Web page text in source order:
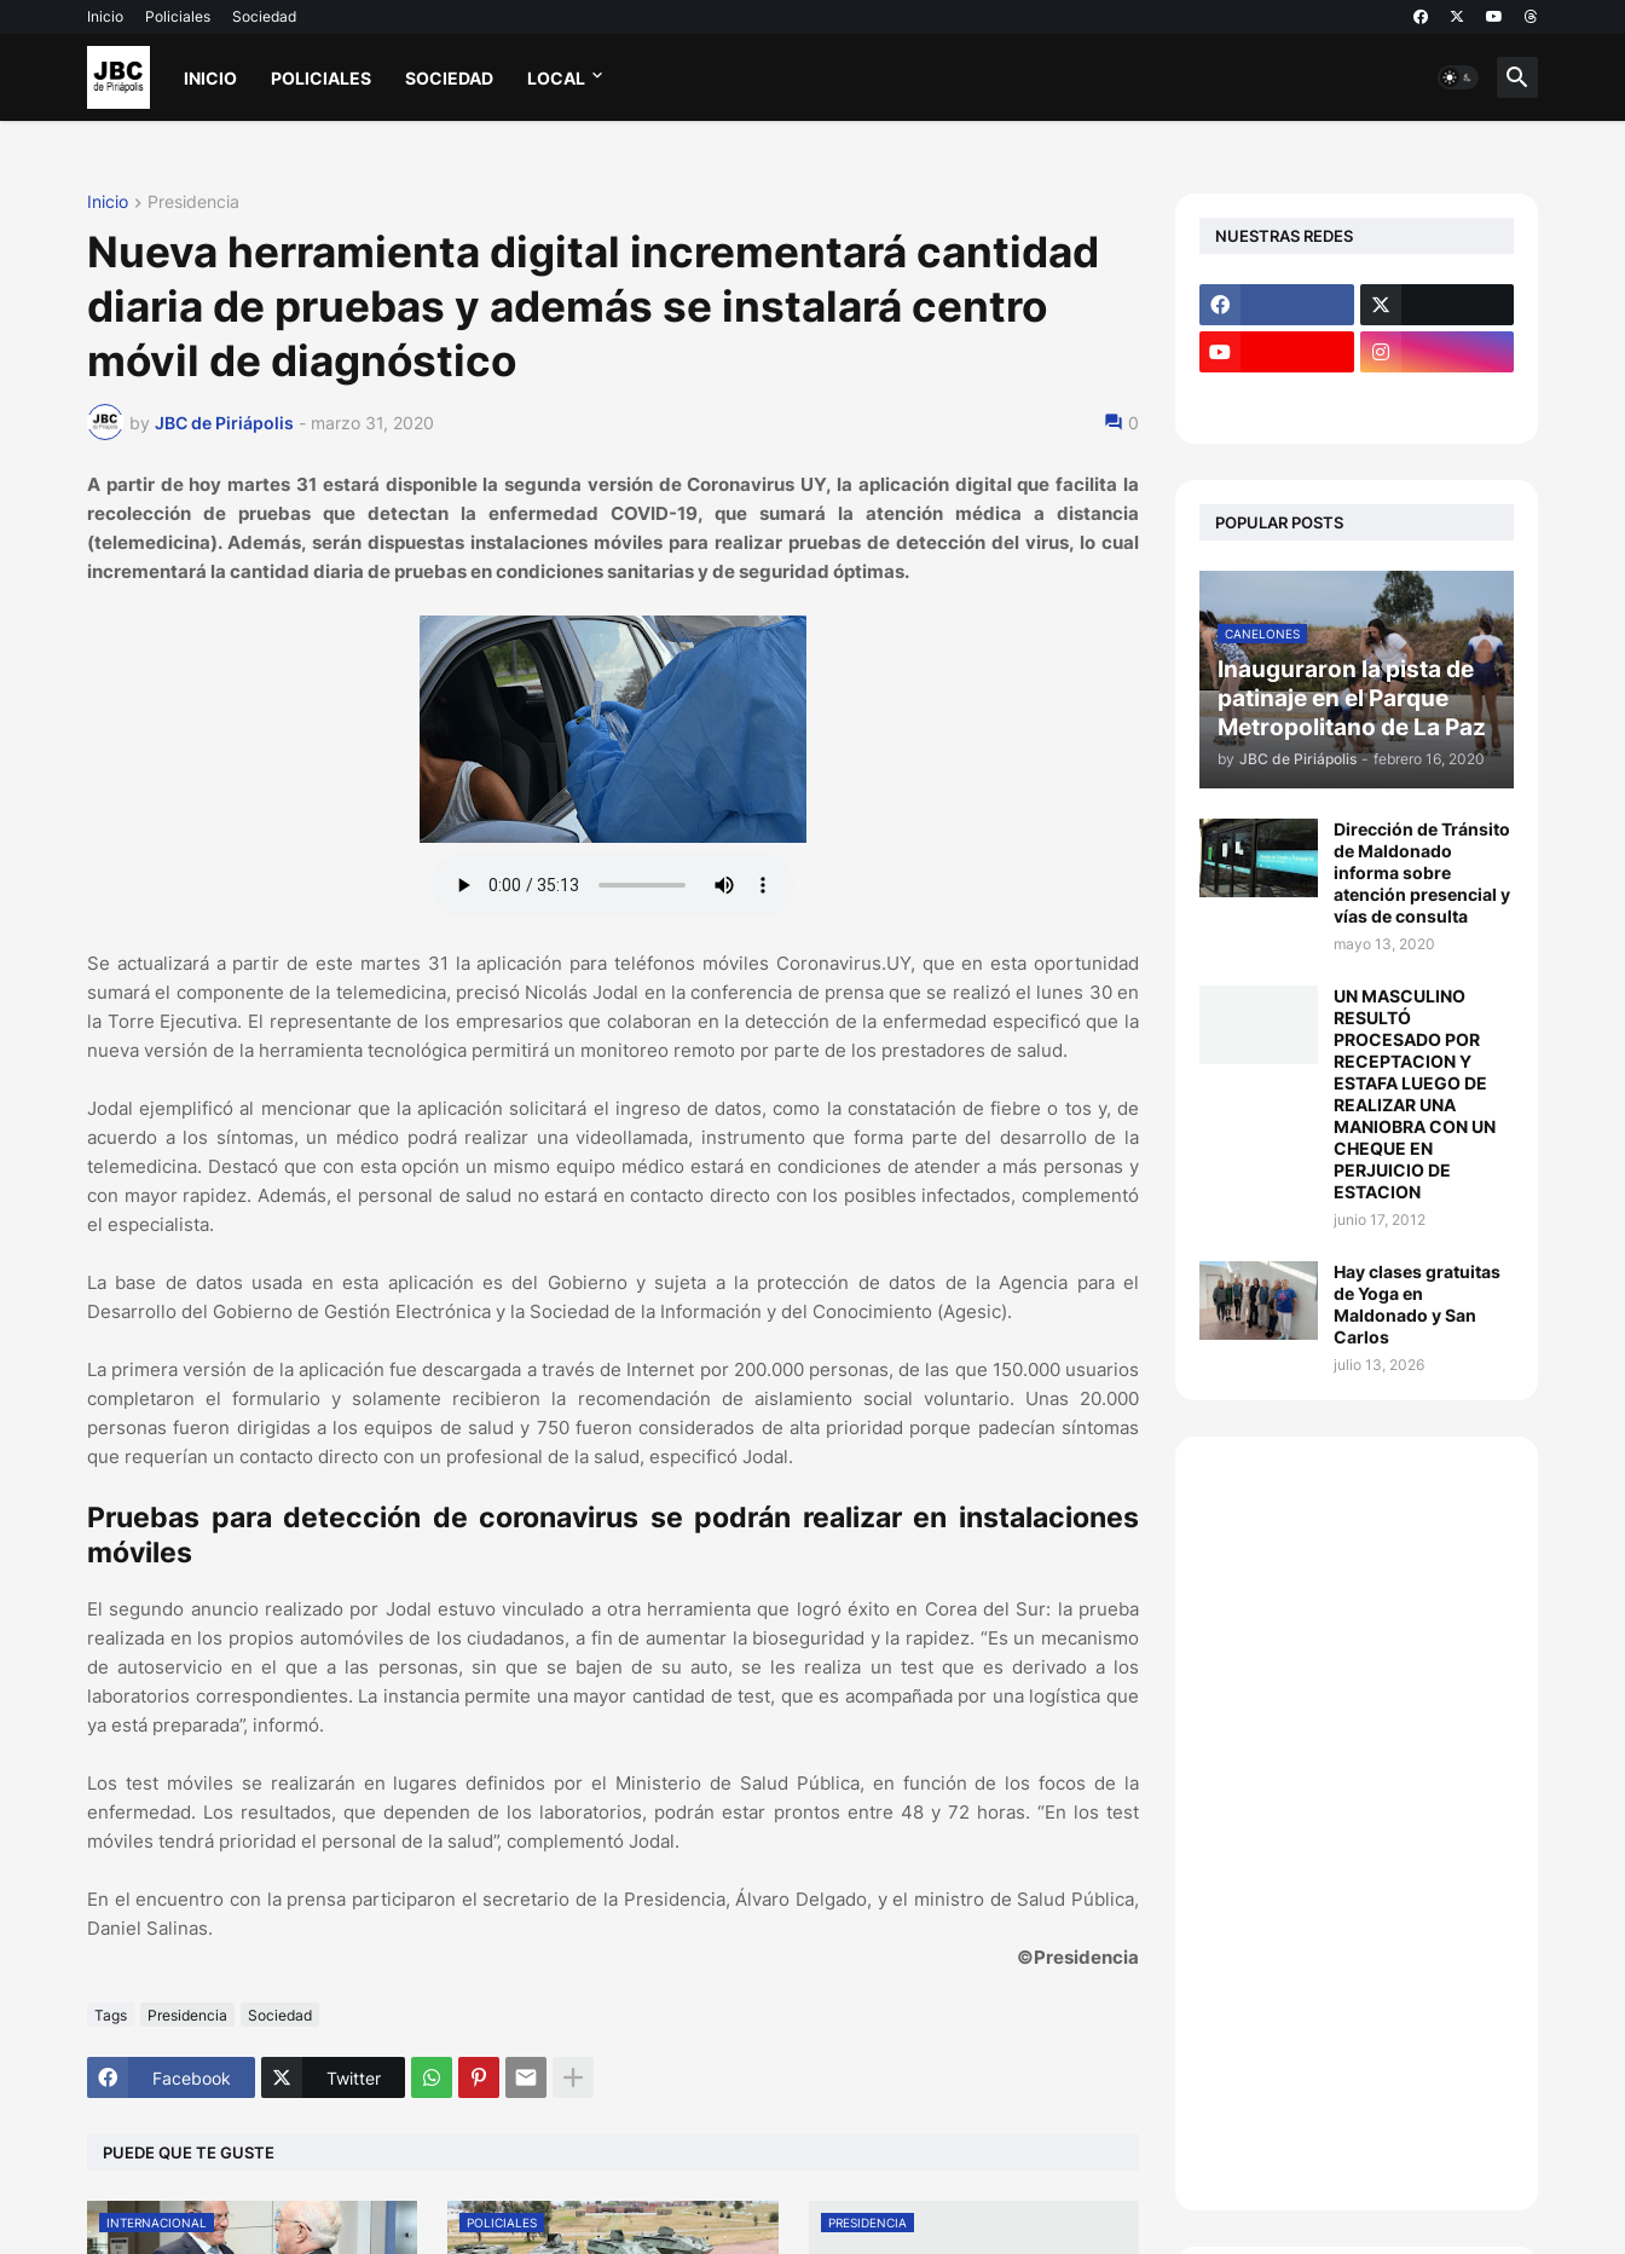
Inicio Policiales Sociedad
INICIO POLICIALES SOCIEDAD LOCAL
Inicio Presidencia
Nueva herramienta digital incrementará cantidad
diaria de pruebas y además se instalará centro
móvil de diagnóstico
by JBC de Piriápolis - marzo 31, 2020 0
A partir de hoy martes 31 estará disponible la segunda versión de Coronavirus UY, la aplicación digital que facilita la
recolección de pruebas que detectan la enfermedad COVID-19, que sumará la atención médica a distancia
(telemedicina). Además, serán dispuestas instalaciones móviles para realizar pruebas de detección del virus, lo cual
incrementará la cantidad diaria de pruebas en condiciones sanitarias y de seguridad óptimas.
Se actualizará a partir de este martes 31 la aplicación para teléfonos móviles Coronavirus.UY, que en esta oportunidad
sumará el componente de la telemedicina, precisó Nicolás Jodal en la conferencia de prensa que se realizó el lunes 30 en
la Torre Ejecutiva. El representante de los empresarios que colaboran en la detección de la enfermedad especificó que la
nueva versión de la herramienta tecnológica permitirá un monitoreo remoto por parte de los prestadores de salud.
Jodal ejemplificó al mencionar que la aplicación solicitará el ingreso de datos, como la constatación de fiebre o tos y, de
acuerdo a los síntomas, un médico podrá realizar una videollamada, instrumento que forma parte del desarrollo de la
telemedicina. Destacó que con esta opción un mismo equipo médico estará en condiciones de atender a más personas y
con mayor rapidez. Además, el personal de salud no estará en contacto directo con los posibles infectados, complementó
el especialista.
La base de datos usada en esta aplicación es del Gobierno y sujeta a la protección de datos de la Agencia para el
Desarrollo del Gobierno de Gestión Electrónica y la Sociedad de la Información y del Conocimiento (Agesic).
La primera versión de la aplicación fue descargada a través de Internet por 200.000 personas, de las que 150.000 usuarios
completaron el formulario y solamente recibieron la recomendación de aislamiento social voluntario. Unas 20.000
personas fueron dirigidas a los equipos de salud y 750 fueron considerados de alta prioridad porque padecían síntomas
que requerían un contacto directo con un profesional de la salud, especificó Jodal.
Pruebas para detección de coronavirus se podrán realizar en instalaciones
móviles
El segundo anuncio realizado por Jodal estuvo vinculado a otra herramienta que logró éxito en Corea del Sur: la prueba
realizada en los propios automóviles de los ciudadanos, a fin de aumentar la bioseguridad y la rapidez. “Es un mecanismo
de autoservicio en el que a las personas, sin que se bajen de su auto, se les realiza un test que es derivado a los
laboratorios correspondientes. La instancia permite una mayor cantidad de test, que es acompañada por una logística que
ya está preparada”, informó.
Los test móviles se realizarán en lugares definidos por el Ministerio de Salud Pública, en función de los focos de la
enfermedad. Los resultados, que dependen de los laboratorios, podrán estar prontos entre 48 y 72 horas. “En los test
móviles tendrá prioridad el personal de la salud”, complementó Jodal.
En el encuentro con la prensa participaron el secretario de la Presidencia, Álvaro Delgado, y el ministro de Salud Pública,
Daniel Salinas.
©Presidencia
Tags Presidencia Sociedad
Facebook Twitter
PUEDE QUE TE GUSTE
INTERNACIONAL POLICIALES PRESIDENCIA
NUESTRAS REDES
POPULAR POSTS
CANELONES
Inauguraron la pista de
patinaje en el Parque
Metropolitano de La Paz
by JBC de Piriápolis - febrero 16, 2020
Dirección de Tránsito
de Maldonado
informa sobre
atención presencial y
vías de consulta
mayo 13, 2020
UN MASCULINO
RESULTÓ
PROCESADO POR
RECEPTACION Y
ESTAFA LUEGO DE
REALIZAR UNA
MANIOBRA CON UN
CHEQUE EN
PERJUICIO DE
ESTACION
junio 17, 2012
Hay clases gratuitas
de Yoga en
Maldonado y San
Carlos
julio 13, 2026